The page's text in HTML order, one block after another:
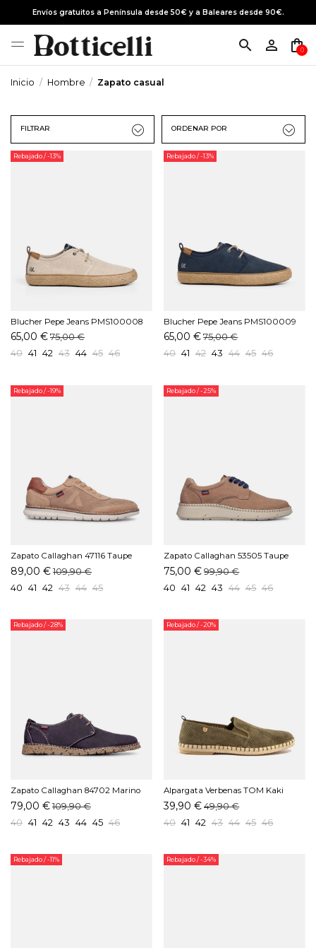
Envíos gratuitos a Península desde 50€ y a Baleares desde 90€.
search person_outline shopping_bag
0
Inicio Hombre Zapato casual
FILTRAR ORDENAR POR
Rebajado/ -13%
Blucher Pepe Jeans PMS100008
Beige
65,00 €75,00 €
40 41 42 43 44 45 46
Rebajado/ -13%
Blucher Pepe Jeans PMS100009
Marino
65,00 € 75,00 €
40 41 42 43 44 45 46
Rebajado/ -19%
Zapato Callaghan 47116 Taupe
89,00 €109,90 €
40 41 42 43 44 45
Rebajado/ -25%
Zapato Callaghan 53505 Taupe
75,00 € 99,90 €
40 41 42 43 44 45 46
Rebajado/ -28%
Zapato Callaghan 84702 Marino
79,00 €109,90 €
40 41 42 43 44 45 46
Rebajado/ -20%
Alpargata Verbenas TOM Kaki
39,90 € 49,90 €
40 41 42 43 44 45 46
Rebajado/ -11% Rebajado/ -34%